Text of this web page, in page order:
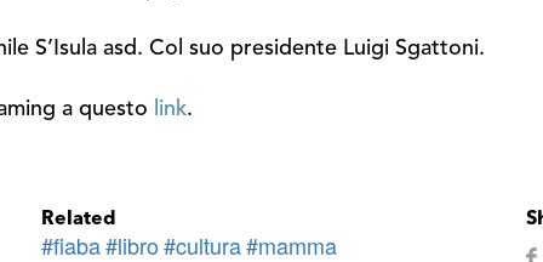
S’Isula asd. Col suo presidente Luigi Sgattoni.
a questo link.
Related
#fiaba#libro#cultura#mamma